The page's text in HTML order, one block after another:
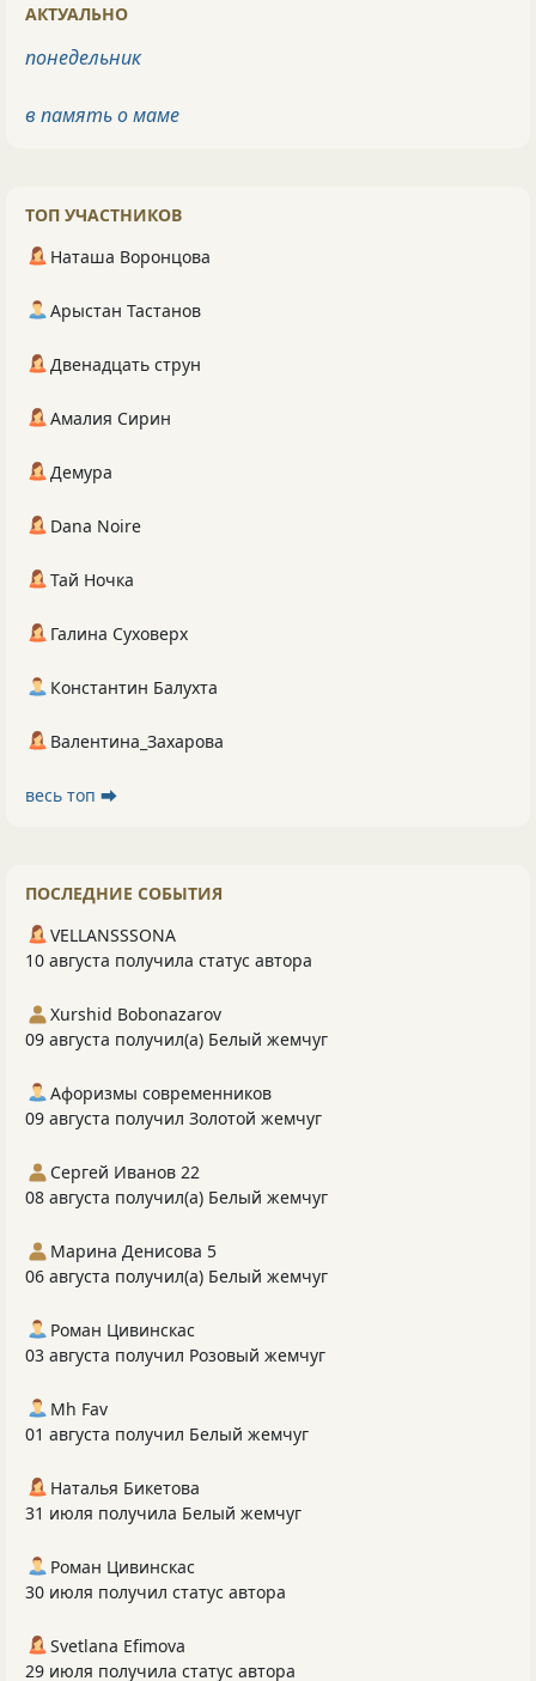
АКТУАЛЬНО
понедельник
в память о маме
ТОП УЧАСТНИКОВ
Наташа Воронцова
Арыстан Тастанов
Двенадцать струн
Амалия Сирин
Демура
Dana Noire
Тай Ночка
Галина Суховерх
Константин Балухта
Валентина_Захарова
весь топ ⮕
ПОСЛЕДНИЕ СОБЫТИЯ
VELLANSSSONA
10 августа получила статус автора
Xurshid Bobonazarov
09 августа получил(а) Белый жемчуг
Афоризмы современников
09 августа получил Золотой жемчуг
Сергей Иванов 22
08 августа получил(а) Белый жемчуг
Марина Денисова 5
06 августа получил(а) Белый жемчуг
Роман Цивинскас
03 августа получил Розовый жемчуг
Mh Fav
01 августа получил Белый жемчуг
Наталья Бикетова
31 июля получила Белый жемчуг
Роман Цивинскас
30 июля получил статус автора
Svetlana Efimova
29 июля получила статус автора